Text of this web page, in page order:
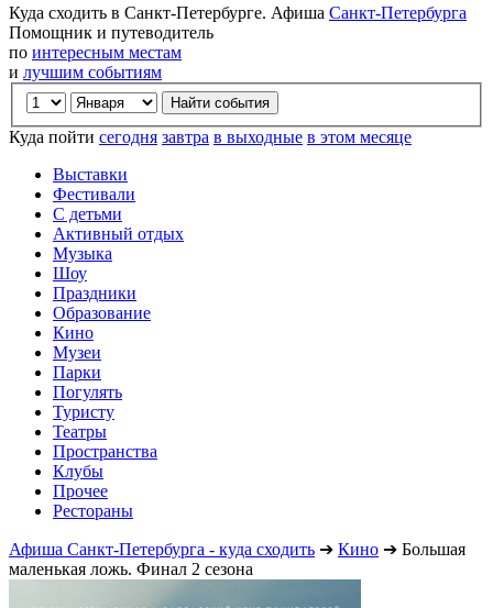
Куда сходить в Санкт-Петербурге. Афиша Санкт-Петербурга
Помощник и путеводитель
по интересным местам
и лучшим событиям
Куда пойти сегодня завтра в выходные в этом месяце
Выставки
Фестивали
С детьми
Активный отдых
Музыка
Шоу
Праздники
Образование
Кино
Музеи
Парки
Погулять
Туристу
Театры
Пространства
Клубы
Прочее
Рестораны
Афиша Санкт-Петербурга - куда сходить ➔ Кино ➔ Большая
маленькая ложь. Финал 2 сезона